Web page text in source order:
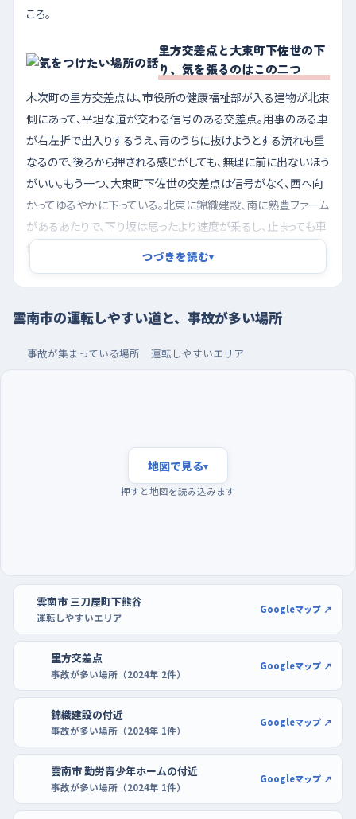
ころ。
里方交差点と大東町下佐世の下
り、気を張るのはこの二つ
木次町の里方交差点は、市役所の健康福祉部が入る建物が北東
側にあって、平坦な道が交わる信号のある交差点。用事のある車
が右左折で出入りするうえ、青のうちに抜けようとする流れも重
なるので、後ろから押される感じがしても、無理に前に出ないほう
がいい。もう一つ、大東町下佐世の交差点は信号がなく、西へ向
かってゆるやかに下っている。北東に錦織建設、南に熟豊ファーム
があるあたりで、下り坂は思ったより速度が乗るし、止まっても車
体が前に出やすい。だから、坂の途中で「まだ止まれる」と思わ
ず、交差点のずっと手前から速度を落として、左右をひと呼吸ぶん
長く見るのがいい。走る前に一度、歩くくらいの気持ちで通り抜け
てみると感覚がつかめる。
朝の混む時間を外して、大型店の駐車場で車庫入れを
練習には、ホームプラザナフコ雲南店の駐車場が使いやすい。区
画が広くとってあるホームセンターは、切り返しても隣に気を遣
つづきを読む▾
雲南市の運転しやすい道と、事故が多い場所
事故が集まっている場所 運転しやすいエリア
地図で見る▾
押すと地図を読み込みます
雲南市 三刀屋町下熊谷
運転しやすいエリア
Googleマップ ↗
里方交差点
事故が多い場所（2024年 2件）
Googleマップ ↗
錦織建設の付近
事故が多い場所（2024年 1件）
Googleマップ ↗
雲南市 勤労青少年ホームの付近
事故が多い場所（2024年 1件）
Googleマップ ↗